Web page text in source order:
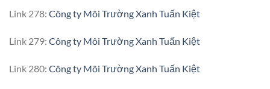
Link 278: Công ty Môi Trường Xanh Tuấn Kiệt
Link 279: Công ty Môi Trường Xanh Tuấn Kiệt
Link 280: Công ty Môi Trường Xanh Tuấn Kiệt